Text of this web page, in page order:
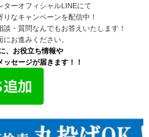
ターオフィシャルLINEにて
なキャンペーンを配信中！
・質問なんでもお答えいたします！
お進みください。
、お役立ち情報や
セージが届きます！！